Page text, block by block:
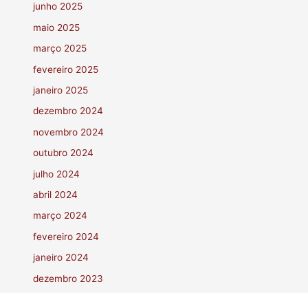
junho 2025
maio 2025
março 2025
fevereiro 2025
janeiro 2025
dezembro 2024
novembro 2024
outubro 2024
julho 2024
abril 2024
março 2024
fevereiro 2024
janeiro 2024
dezembro 2023